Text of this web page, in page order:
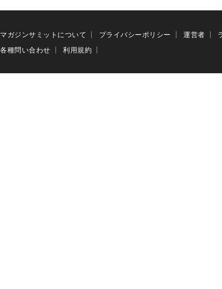
マガジンサミットについて プライバシーポリシー 運営者
各種問い合わせ
利用規約